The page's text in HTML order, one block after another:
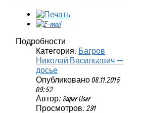
Подробности
Категория: Багров
Николай Васильевич —
досье
Опубликовано 08.11.2015
09:52
Автор: Super User
Просмотров: 291